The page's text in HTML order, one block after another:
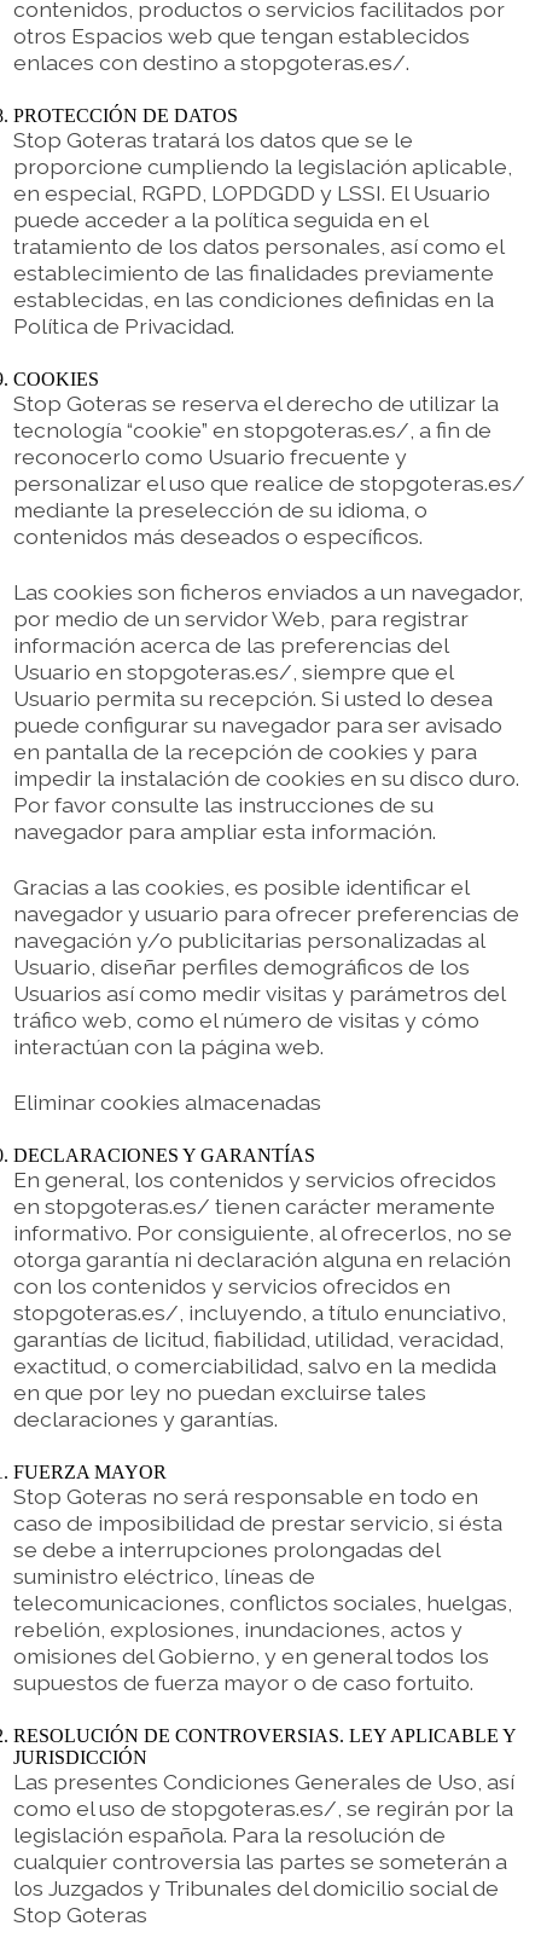
contenidos, productos o servicios facilitados por
otros Espacios web que tengan establecidos
enlaces con destino a stopgoteras.es/.
PROTECCIÓN DE DATOS
Stop Goteras tratará los datos que se le
proporcione cumpliendo la legislación aplicable,
en especial, RGPD, LOPDGDD y LSSI. El Usuario
puede acceder a la política seguida en el
tratamiento de los datos personales, así como el
establecimiento de las finalidades previamente
establecidas, en las condiciones definidas en la
Política de Privacidad.
COOKIES
Stop Goteras se reserva el derecho de utilizar la
tecnología “cookie” en stopgoteras.es/, a fin de
reconocerlo como Usuario frecuente y
personalizar el uso que realice de stopgoteras.es/
mediante la preselección de su idioma, o
contenidos más deseados o específicos.
Las cookies son ficheros enviados a un navegador,
por medio de un servidor Web, para registrar
información acerca de las preferencias del
Usuario en stopgoteras.es/, siempre que el
Usuario permita su recepción. Si usted lo desea
puede configurar su navegador para ser avisado
en pantalla de la recepción de cookies y para
impedir la instalación de cookies en su disco duro.
Por favor consulte las instrucciones de su
navegador para ampliar esta información.
Gracias a las cookies, es posible identificar el
navegador y usuario para ofrecer preferencias de
navegación y/o publicitarias personalizadas al
Usuario, diseñar perfiles demográficos de los
Usuarios así como medir visitas y parámetros del
tráfico web, como el número de visitas y cómo
interactúan con la página web.
Eliminar cookies almacenadas
DECLARACIONES Y GARANTÍAS
En general, los contenidos y servicios ofrecidos
en stopgoteras.es/ tienen carácter meramente
informativo. Por consiguiente, al ofrecerlos, no se
otorga garantía ni declaración alguna en relación
con los contenidos y servicios ofrecidos en
stopgoteras.es/, incluyendo, a título enunciativo,
garantías de licitud, fiabilidad, utilidad, veracidad,
exactitud, o comerciabilidad, salvo en la medida
en que por ley no puedan excluirse tales
declaraciones y garantías.
FUERZA MAYOR
Stop Goteras no será responsable en todo en
caso de imposibilidad de prestar servicio, si ésta
se debe a interrupciones prolongadas del
suministro eléctrico, líneas de
telecomunicaciones, conflictos sociales, huelgas,
rebelión, explosiones, inundaciones, actos y
omisiones del Gobierno, y en general todos los
supuestos de fuerza mayor o de caso fortuito.
RESOLUCIÓN DE CONTROVERSIAS. LEY APLICABLE Y
JURISDICCIÓN
Las presentes Condiciones Generales de Uso, así
como el uso de stopgoteras.es/, se regirán por la
legislación española. Para la resolución de
cualquier controversia las partes se someterán a
los Juzgados y Tribunales del domicilio social de
Stop Goteras